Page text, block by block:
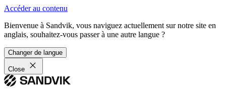
Accéder au contenu
Bienvenue à Sandvik, vous naviguez actuellement sur notre site en
anglais, souhaitez-vous passer à une autre langue ?
Changer de langue
Close